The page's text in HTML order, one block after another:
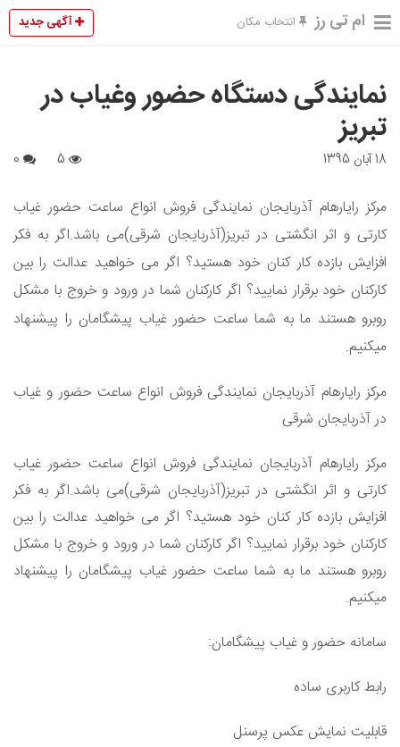
ام تی رز انتخاب مکان آگهی جدید
نمایندگی دستگاه حضور وغیاب در
تبریز
18 آبان 1395
مرکز رایارهام آذربایجان نمایندگی فروش انواع ساعت حضور غیاب
کارتی و اثر انگشتی در تبریز(آذربایجان شرقی)می باشد.اگر به فکر
افزایش بازده کار کنان خود هستید؟ اگر می خواهید عدالت را بین
کارکنان خود برقرار نمایید؟ اگر کارکنان شما در ورود و خروج با مشکل
روبرو هستند ما به شما ساعت حضور غیاب پیشگامان را پیشنهاد
میکنیم.
مرکز رایارهام آذربایجان نمایندگی فروش انواع ساعت حضور و غیاب
در آذربایجان شرقی
مرکز رایارهام آذربایجان نمایندگی فروش انواع ساعت حضور غیاب
کارتی و اثر انگشتی در تبریز(آذربایجان شرقی)می باشد.اگر به فکر
افزایش بازده کار کنان خود هستید؟ اگر می خواهید عدالت را بین
کارکنان خود برقرار نمایید؟ اگر کارکنان شما در ورود و خروج با مشکل
روبرو هستند ما به شما ساعت حضور غیاب پیشگامان را پیشنهاد
میکنیم.
سامانه حضور و غیاب پیشگامان:
رابط کاربری ساده
قابلیت نمایش عکس پرسنل